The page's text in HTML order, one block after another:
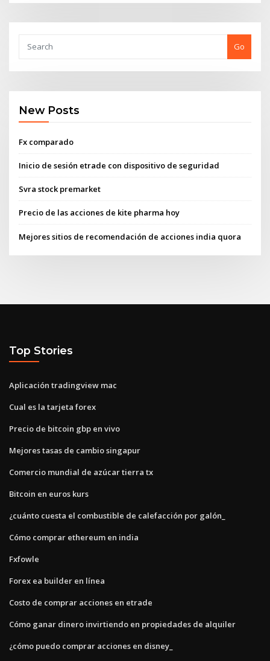
Go
New Posts
Fx comparado
Inicio de sesión etrade con dispositivo de seguridad
Svra stock premarket
Precio de las acciones de kite pharma hoy
Mejores sitios de recomendación de acciones india quora
Top Stories
Aplicación tradingview mac
Cual es la tarjeta forex
Precio de bitcoin gbp en vivo
Mejores tasas de cambio singapur
Comercio mundial de azúcar tierra tx
Bitcoin en euros kurs
¿cuánto cuesta el combustible de calefacción por galón_
Cómo comprar ethereum en india
Fxfowle
Forex ea builder en línea
Costo de comprar acciones en etrade
Cómo ganar dinero invirtiendo en propiedades de alquiler
¿cómo puedo comprar acciones en disney_